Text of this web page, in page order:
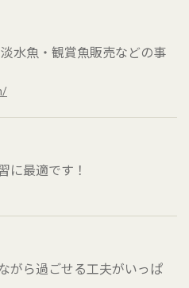
水魚・観賞魚販売などの事
に最適です！
がら過ごせる工夫がいっぱ